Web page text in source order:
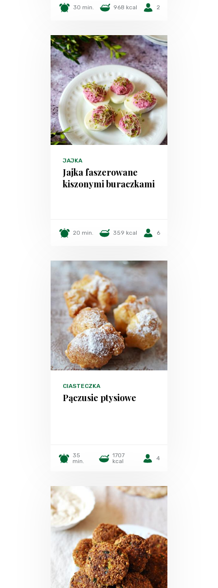
30 min. 968 kcal 2
JAJKA
Jajka faszerowane
kiszonymi buraczkami
20 min. 359 kcal 6
CIASTECZKA
Pączusie ptysiowe
35
min.
1707
kcal
4